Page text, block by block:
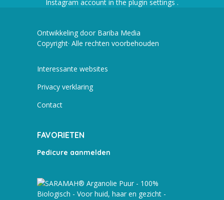
Instagram account in the plugin settings .
Ontwikkeling door Bariba Media
Copyright· Alle rechten voorbehouden
Interessante websites
Privacy verklaring
Contact
FAVORIETEN
Pedicure aanmelden